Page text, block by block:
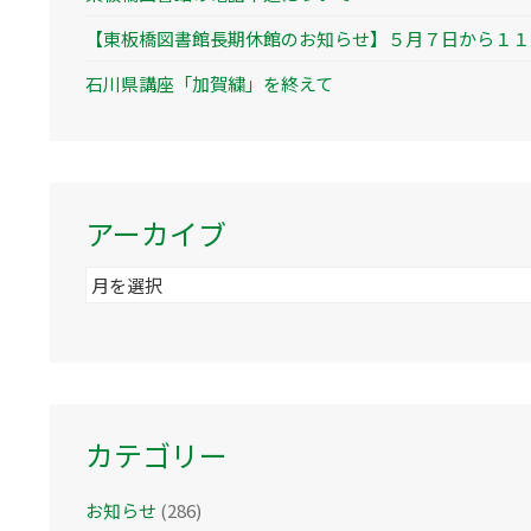
【東板橋図書館長期休館のお知らせ】５月７日から１
石川県講座「加賀繍」を終えて
アーカイブ
ア
カテゴリー
お知らせ (286)